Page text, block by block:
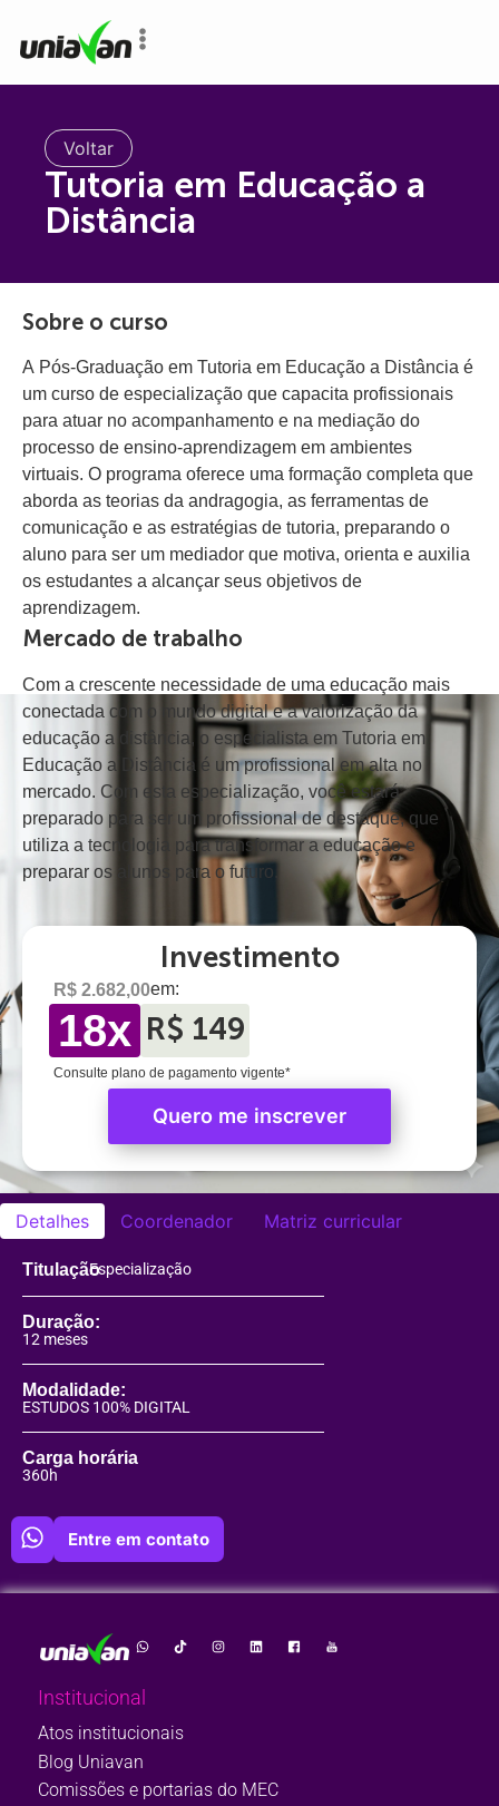
Voltar
Tutoria em Educação a
Distância
Sobre o curso
A Pós-Graduação em Tutoria em Educação a Distância é
um curso de especialização que capacita profissionais
para atuar no acompanhamento e na mediação do
processo de ensino-aprendizagem em ambientes
virtuais. O programa oferece uma formação completa que
aborda as teorias da andragogia, as ferramentas de
comunicação e as estratégias de tutoria, preparando o
aluno para ser um mediador que motiva, orienta e auxilia
os estudantes a alcançar seus objetivos de
aprendizagem.
Mercado de trabalho
Com a crescente necessidade de uma educação mais
conectada com o mundo digital e a valorização da
educação a distância, o especialista em Tutoria em
Educação a Distância é um profissional em alta no
mercado. Com esta especialização, você estará
preparado para ser um profissional de destaque, que
utiliza a tecnologia para transformar a educação e
preparar os alunos para o futuro.
Investimento
R$ 2.682,00em:
18x R$ 149
Consulte plano de pagamento vigente*
Quero me inscrever
Detalhes Coordenador Matriz curricular
TitulaçãoEspecialização
Duração:
12 meses
Modalidade:
ESTUDOS 100% DIGITAL
Carga horária
360h
Entre em contato
Institucional
Atos institucionais
Blog Uniavan
Comissões e portarias do MEC